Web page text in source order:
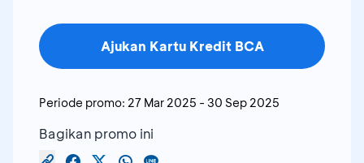
Ajukan Kartu Kredit BCA
Periode promo: 27 Mar 2025 - 30 Sep 2025
Bagikan promo ini